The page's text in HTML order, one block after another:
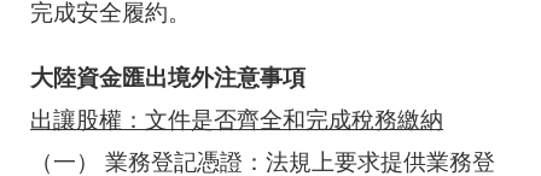
完成安全履約。
大陸資金匯出境外注意事項
出讓股權：文件是否齊全和完成稅務繳納
（一）
業務登記憑證：法規上要求提供業務登